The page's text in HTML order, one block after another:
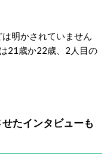
明かされていません
21歳か22歳、2人目の
たインタビューも